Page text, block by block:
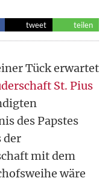
tweet teilen
Tück erwartet
St. Pius
des Papstes
der
mit dem
wäre